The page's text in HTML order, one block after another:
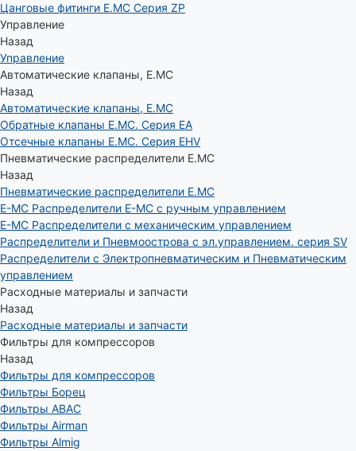
Цанговые фитинги E.MC Серия ZP
Управление
Назад
Управление
Автоматические клапаны, Е.МС
Назад
Автоматические клапаны, Е.МС
Обратные клапаны E.MC. Серия EA
Отсечные клапаны E.MC. Серия EHV
Пневматические распределители E.MC
Назад
Пневматические распределители E.MC
E-MC Распределители E-MC с ручным управлением
E-MC Распределители с механическим управлением
Распределители и Пневмоострова с эл.управлением. серия SV
Распределители с Электропневматическим и Пневматическим
управлением
Расходные материалы и запчасти
Назад
Расходные материалы и запчасти
Фильтры для компрессоров
Назад
Фильтры для компрессоров
Фильтры Борец
Фильтры ABAC
Фильтры Airman
Фильтры Almig